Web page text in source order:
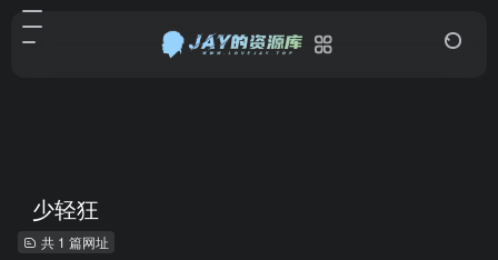
少轻狂
共 1 篇网址